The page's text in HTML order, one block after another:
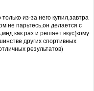
из-за него купил,завтра
не парьтесь,он делается с
как раз и решает вкус(кому
других спортивных
результатов)